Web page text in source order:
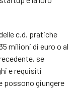
c.d. pratiche
milioni di euro o al
se
e requisiti
possono giungere